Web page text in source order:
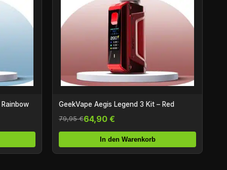
GeekVape Aegis Legend 3 Kit – Red
79,95 €64,90 €
In den Warenkorb